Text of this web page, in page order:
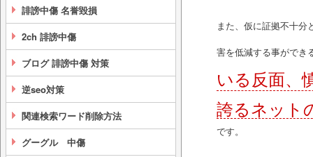
また、仮に証拠不十分
害を低減する事ができ
いる反面、
誇るネット
です。
誹謗中傷 名誉毀損
2ch 誹謗中傷
ブログ 誹謗中傷 対策
逆seo対策
関連検索ワード削除方法
グーグル 中傷